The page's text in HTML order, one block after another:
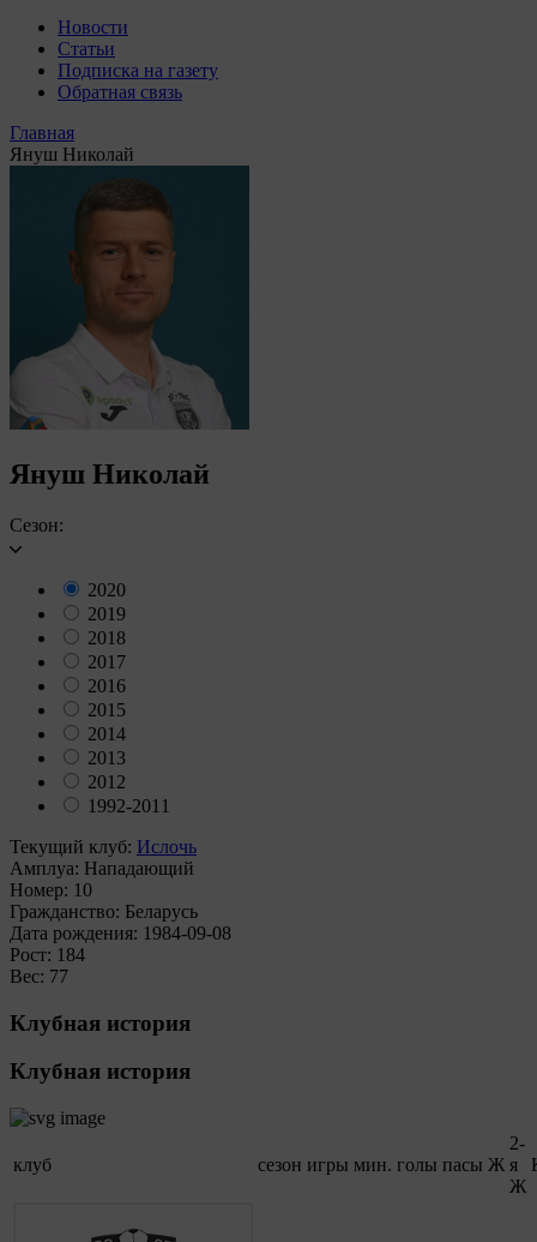
Новости
Статьи
Подписка на газету
Обратная связь
Главная
Януш Николай
Януш Николай
Сезон:
2020
2019
2018
2017
2016
2015
2014
2013
2012
1992-2011
Текущий клуб: Ислочь
Амплуа: Нападающий
Номер: 10
Гражданство: Беларусь
Дата рождения: 1984-09-08
Рост: 184
Вес: 77
Клубная история
Клубная история
клуб сезон игры мин. голы пасы Ж
2-
я
Ж